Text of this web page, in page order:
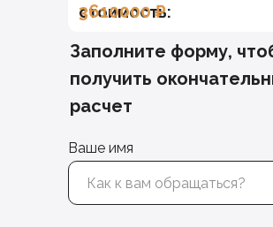
Ваше имя
Заполните форму,
получить
расчет
стоимость:
3610000₽